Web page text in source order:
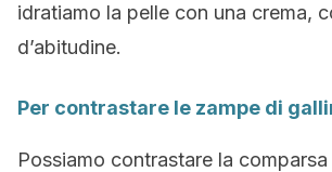
idratiamo la pelle con una crema,
d’abitudine.
Per contrastare le zampe di
Possiamo contrastare la